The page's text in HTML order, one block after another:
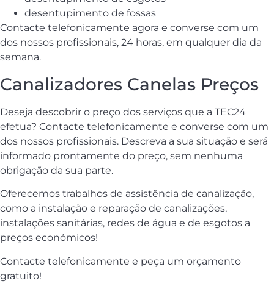
desentupimento de fossas
Contacte telefonicamente agora e converse com um
dos nossos profissionais, 24 horas, em qualquer dia da
semana.
Canalizadores Canelas Preços
Deseja descobrir o preço dos serviços que a TEC24
efetua? Contacte telefonicamente e converse com um
dos nossos profissionais. Descreva a sua situação e será
informado prontamente do preço, sem nenhuma
obrigação da sua parte.
Oferecemos trabalhos de assistência de canalização,
como a instalação e reparação de canalizações,
instalações sanitárias, redes de água e de esgotos a
preços económicos!
Contacte telefonicamente e peça um orçamento
gratuito!